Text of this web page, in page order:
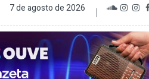
7 de agosto de 2026